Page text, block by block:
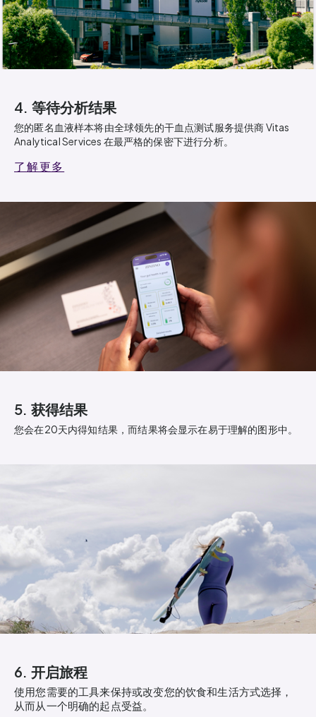
4. 等待分析结果
您的匿名血液样本将由全球领先的干血点测试服务提供商 Vitas
Analytical Services 在最严格的保密下进行分析。
了解更多
5. 获得结果
您会在20天内得知结果，而结果将会显示在易于理解的图形中。
6. 开启旅程
使用您需要的工具来保持或改变您的饮食和生活方式选择，
从而从一个明确的起点受益。